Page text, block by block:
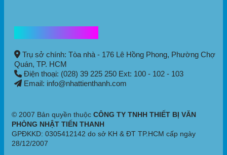
Trụ sở chính: Tòa nhà - 176 Lê Hồng Phong, Phường Chợ
Quán, TP. HCM
Điện thoại: (028) 39 225 250 Ext: 100 - 102 - 103
Email: info@nhattienthanh.com
© 2007 Bản quyền thuộc CÔNG TY TNHH THIẾT BỊ VĂN
PHÒNG NHẬT TIẾN THANH
GPĐKKD: 0305412142 do sở KH & ĐT TP.HCM cấp ngày
28/12/2007